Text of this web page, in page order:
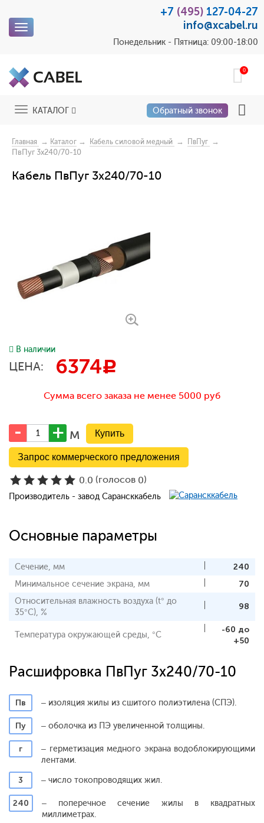
Toggle
+7 (495) 127-04-27
info@xcabel.ru
Понедельник - Пятница: 09:00-18:00
0
ToggleКАТАЛОГ Обратный звонок
Главная → Каталог → Кабель силовой медный → ПвПуг →
ПвПуг 3x240/70-10
Кабель ПвПуг 3x240/70-10
В наличии
ЦЕНА: 6374c
Сумма всего заказа не менее 5000 руб
м
Запрос коммерческого предложения
0.0 (голосов 0)
Производитель - завод Сарансккабель
Основные параметры
Сечение, мм
240
Минимальное сечение экрана, мм
70
Относительная влажность воздуха (t° до
35°С), %
98
Температура окружающей среды, °С
-60 до
+50
Расшифровка ПвПуг 3x240/70-10
Пв – изоляция жилы из сшитого полиэтилена (СПЭ).
Пу – оболочка из ПЭ увеличенной толщины.
г
– герметизация медного экрана водоблокирующими
лентами.
3
– число токопроводящих жил.
240
– поперечное сечение жилы в квадратных
миллиметрах.